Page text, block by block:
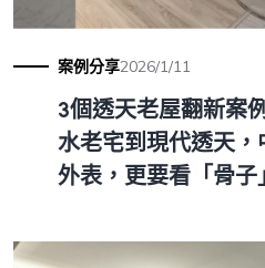
案例分享2026/1/11
3個透天老屋翻新案
水老宅到現代透天
外表，更要看「骨子